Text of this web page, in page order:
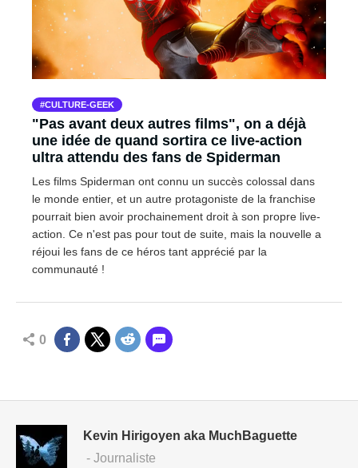
CULTURE-GEEK
"Pas avant deux autres films", on a déjà
une idée de quand sortira ce live-action
ultra attendu des fans de Spiderman
Les films Spiderman ont connu un succès colossal dans
le monde entier, et un autre protagoniste de la franchise
pourrait bien avoir prochainement droit à son propre live-
action. Ce n'est pas pour tout de suite, mais la nouvelle a
réjoui les fans de ce héros tant apprécié par la
communauté !
0
Kevin Hirigoyen aka MuchBaguette
- Journaliste